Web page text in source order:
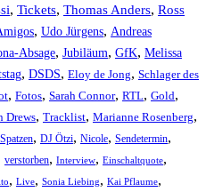
, Tickets, Thomas Anders, Ross
, Udo Jürgens, Andreas
Absage, Jubiläum, GfK, Melissa
, DSDS, Eloy de Jong, Schlager des
, Fotos, Sarah Connor, RTL, Gold,
Drews, Tracklist, Marianne Rosenberg,
, DJ Ötzi, Nicole, Sendetermin,
verstorben, Interview, Einschaltquote,
, Live, Sonia Liebing, Kai Pflaume,